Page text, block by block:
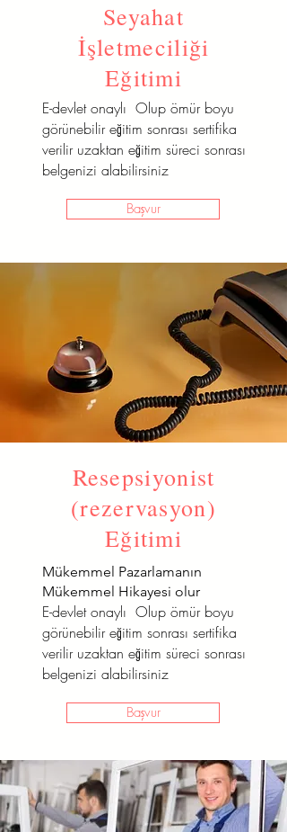
Seyahat
İşletmeciliği
Eğitimi
E-devlet onaylı Olup ömür boyu
görünebilir eğitim sonrası sertifika
verilir uzaktan eğitim süreci sonrası
belgenizi alabilirsiniz
Başvur
Resepsiyonist
(rezervasyon)
Eğitimi
Mükemmel Pazarlamanın
Mükemmel Hikayesi olur
E-devlet onaylı Olup ömür boyu
görünebilir eğitim sonrası sertifika
verilir uzaktan eğitim süreci sonrası
belgenizi alabilirsiniz
Başvur